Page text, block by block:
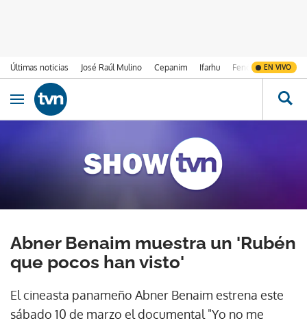
Últimas noticias José Raúl Mulino Cepanim Ifarhu Fenómeno de El
EN VIVO
Ir al contenido
Obrir navegació
Abner Benaim muestra un 'Rubén
que pocos han visto'
El cineasta panameño Abner Benaim estrena este
sábado 10 de marzo el documental "Yo no me